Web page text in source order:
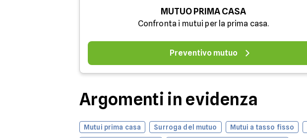
MUTUO PRIMA CASA
Confronta i mutui per la prima casa.
Preventivo mutuo
Argomenti in evidenza
Mutui prima casa Surroga del mutuo Mutui a tasso fisso